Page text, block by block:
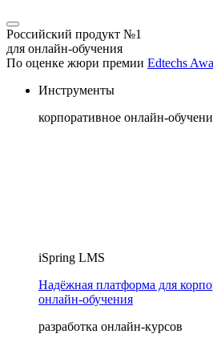
Российский продукт №1
для онлайн-обучения
По оценке жюри премии Edtechs
Инструменты
корпоративное онлайн-
iSpring LMS
Надёжная платформа для
онлайн‑обучения
разработка онлайн-курсов